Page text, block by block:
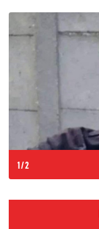
1 /2